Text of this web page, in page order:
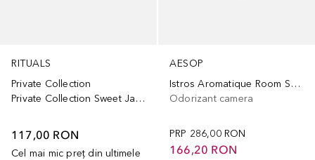
RITUALS
Private Collection
Private Collection Sweet Jasmine
117,00 RON
Cel mai mic preț din ultimele
AESOP
Istros Aromatique Room Spray
Odorizant camera
PRP 286,00 RON
166,20 RON